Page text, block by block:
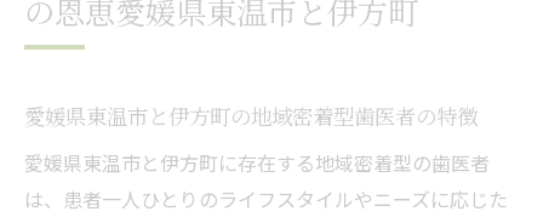
の恩恵愛媛県東温市と伊方町
愛媛県東温市と伊方町の地域密着型歯医者の特徴
愛媛県東温市と伊方町に存在する地域密着型の歯医者
は、患者一人ひとりのライフスタイルやニーズに応じた